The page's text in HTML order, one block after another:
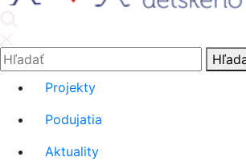
Hľadať:
Projekty
Podujatia
Aktuality